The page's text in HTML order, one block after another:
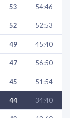
53 54:46
52 52:53
49 45:40
47 56:50
45 51:54
44 34:40